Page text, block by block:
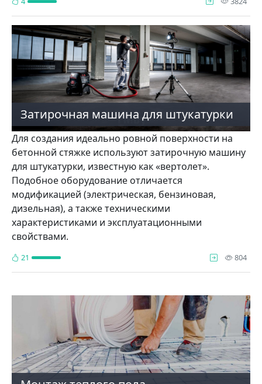
Затирочная машина для штукатурки
Для создания идеально ровной поверхности на
бетонной стяжке используют затирочную машину
для штукатурки, известную как «вертолет».
Подобное оборудование отличается
модификацией (электрическая, бензиновая,
дизельная), а также техническими
характеристиками и эксплуатационными
свойствами.
21 804